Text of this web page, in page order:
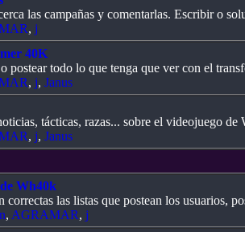
las campañas y comentarlas. Escribir o
, j
40K
postear todo lo que tenga que ver con el
, j, Janus
tácticas, razas... sobre el videojuego
, j, Janus
Wh40k
las listas que postean los usuarios,
, AGRAMAR, j